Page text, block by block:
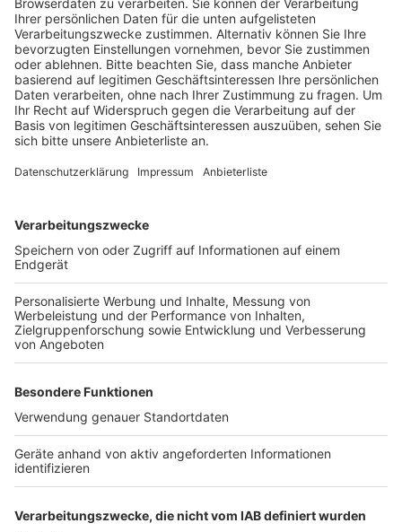
Anzeige
Sie mussten Angaben zu ihren Arbeitsverträgen
machen. Ergebnis: Ein Mann aus Pakistan war illegal in
der Firma beschäftigt. Auffälligkeiten gab es bei einer
genauer kontrolliert. Außerdem wurden die
Die „Finanzkontrolle Schwarzarbeit“ macht fast täglich
Kontrollen, allerdings nicht immer in dieser Größe. Die
Fleischbranche steht derzeit im Fokus, nachdem
Missstände in den Unterkünften der Arbeiter in der
Fleischindustrie nach einem massenhaften Corona-
Ausbruch bekannt wurden. Hinweise auf Corona-
Infizierte in Frechen gibt es nicht. Der Betrieb hat nach
eigenen Angaben alle Mitarbeiter in den vergangenen
Tagen getestet.
Anzeige